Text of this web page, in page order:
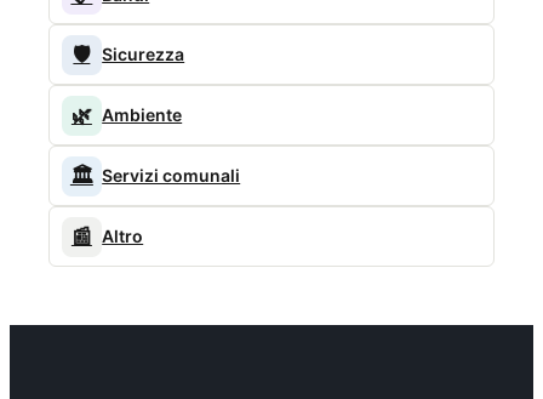
🛡️ Sicurezza
🌿 Ambiente
🏛️ Servizi comunali
📰 Altro